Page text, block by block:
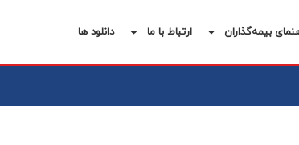
بیمه‌گذاران ارتباط با ما دانلود ها